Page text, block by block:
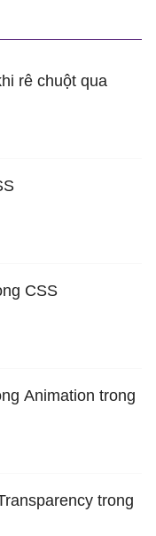
rê chuột qua
CSS
Animation trong
trong